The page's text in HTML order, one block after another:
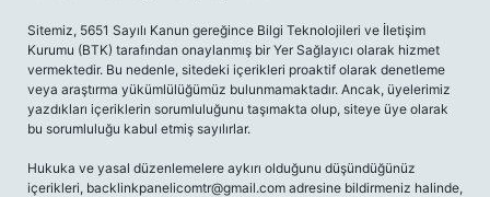
Sitemiz, 5651 Sayılı Kanun gereğince Bilgi Teknolojileri ve İletişim
Kurumu (BTK) tarafından onaylanmış bir Yer Sağlayıcı olarak hizmet
vermektedir. Bu nedenle, sitedeki içerikleri proaktif olarak denetleme
veya araştırma yükümlülüğümüz bulunmamaktadır. Ancak, üyelerimiz
yazdıkları içeriklerin sorumluluğunu taşımakta olup, siteye üye olarak
bu sorumluluğu kabul etmiş sayılırlar.
Hukuka ve yasal düzenlemelere aykırı olduğunu düşündüğünüz
içerikleri, backlinkpanelicomtr@gmail.com adresine bildirmeniz halinde,